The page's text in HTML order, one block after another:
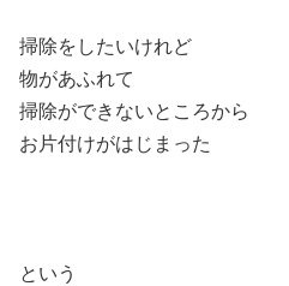
掃除をしたいけれど
物があふれて
掃除ができないところから
お片付けがはじまった
という